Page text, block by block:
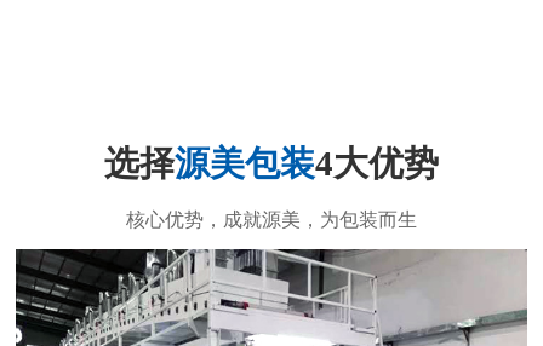
选择源美包装4大优势
核心优势，成就源美，为包装而生